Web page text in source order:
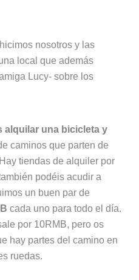
nosotros y las
local que además
Lucy- sobre los
alquilar una bicicleta y
caminos que parten de
tiendas de alquiler por
podéis acudir a
un buen par de
cada uno para todo el día.
por 10RMB, pero os
hay partes del camino en
ruedas.